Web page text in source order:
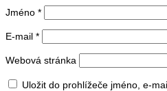
Jméno *
E-mail *
Webová stránka
Uložit do prohlížeče jméno, e-